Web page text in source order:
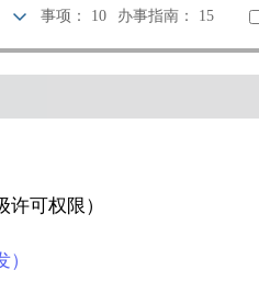
司法公证
事项： 10 办事指南： 15
可权限）